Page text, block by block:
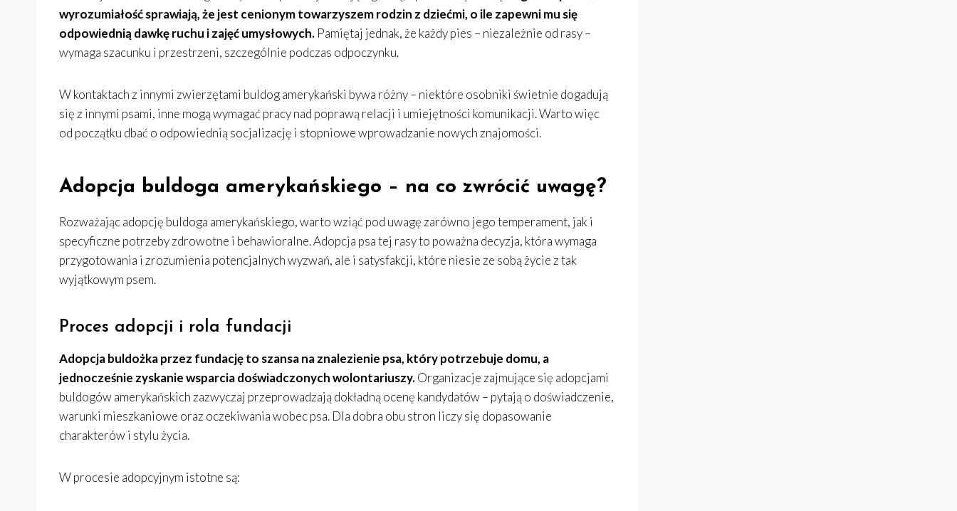
wyrozumiałość sprawiają, że jest cenionym towarzyszem rodzin z dziećmi, o ile zapewni mu się
odpowiednią dawkę ruchu i zajęć umysłowych. Pamiętaj jednak, że każdy pies – niezależnie od rasy –
wymaga szacunku i przestrzeni, szczególnie podczas odpoczynku.
W kontaktach z innymi zwierzętami buldog amerykański bywa różny – niektóre osobniki świetnie dogadują
się z innymi psami, inne mogą wymagać pracy nad poprawą relacji i umiejętności komunikacji. Warto więc
od początku dbać o odpowiednią socjalizację i stopniowe wprowadzanie nowych znajomości.
Adopcja buldoga amerykańskiego – na co zwrócić uwagę?
Rozważając adopcję buldoga amerykańskiego, warto wziąć pod uwagę zarówno jego temperament, jak i
specyficzne potrzeby zdrowotne i behawioralne. Adopcja psa tej rasy to poważna decyzja, która wymaga
przygotowania i zrozumienia potencjalnych wyzwań, ale i satysfakcji, które niesie ze sobą życie z tak
wyjątkowym psem.
Proces adopcji i rola fundacji
Adopcja buldożka przez fundację to szansa na znalezienie psa, który potrzebuje domu, a
jednocześnie zyskanie wsparcia doświadczonych wolontariuszy.Organizacje zajmujące się adopcjami
buldogów amerykańskich zazwyczaj przeprowadzają dokładną ocenę kandydatów – pytają o doświadczenie,
warunki mieszkaniowe oraz oczekiwania wobec psa. Dla dobra obu stron liczy się dopasowanie
charakterów i stylu życia.
W procesie adopcyjnym istotne są: